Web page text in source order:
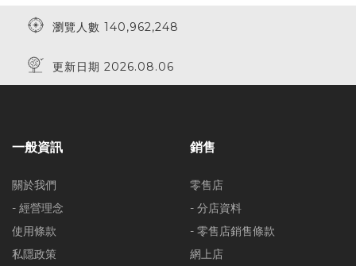
瀏覽人數 140,962,248
更新日期 2026.08.06
一般資訊
關於我們
- 經營理念
使用條款
私隱政策
銷售
零售店
- 分店資料
- 零售店銷售條款
網上店